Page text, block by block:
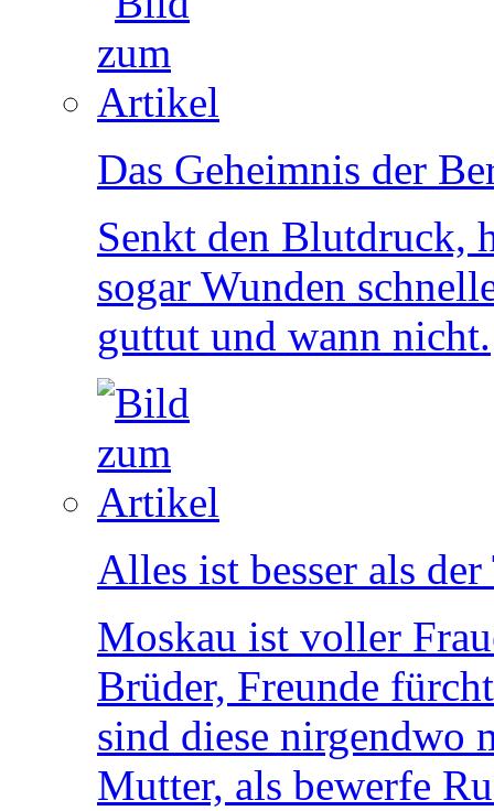
Das Geheimnis der
Senkt den Blutdruck,
sogar Wunden
guttut und wann nicht.
Alles ist besser als der
Moskau ist voller
Brüder, Freunde
sind diese nirgendwo
Mutter, als bewerfe